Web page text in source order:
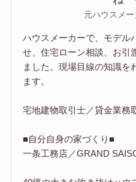
元ハウスメ
ハウスメーカーで、モデル
せ、住宅ローン相談、お引
ました。現場目線の知識を
ます。
宅地建物取引士／貸金業務
■自分自身の家づくり■
一条工務店／GRAND